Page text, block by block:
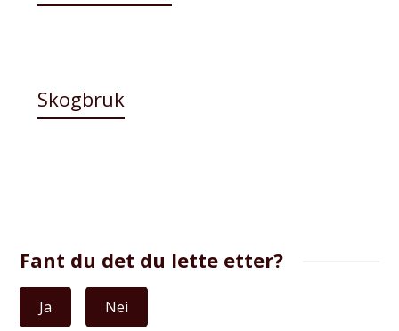
Skogbruk
Fant du det du lette etter?
Ja Nei